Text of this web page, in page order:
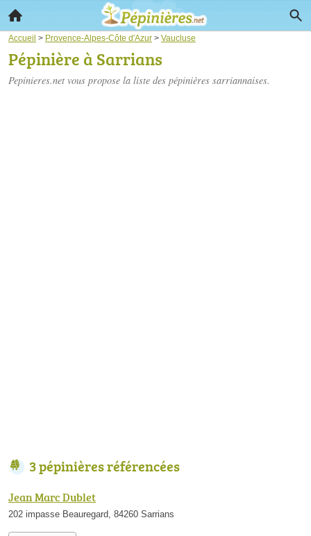
Accueil > Provence-Alpes-Côte d'Azur > Vaucluse
Pépinière à Sarrians
Pepinieres.net vous propose la liste des pépinières sarriannaises.
3 pépinières référencées
Jean Marc Dublet
202 impasse Beauregard, 84260 Sarrians